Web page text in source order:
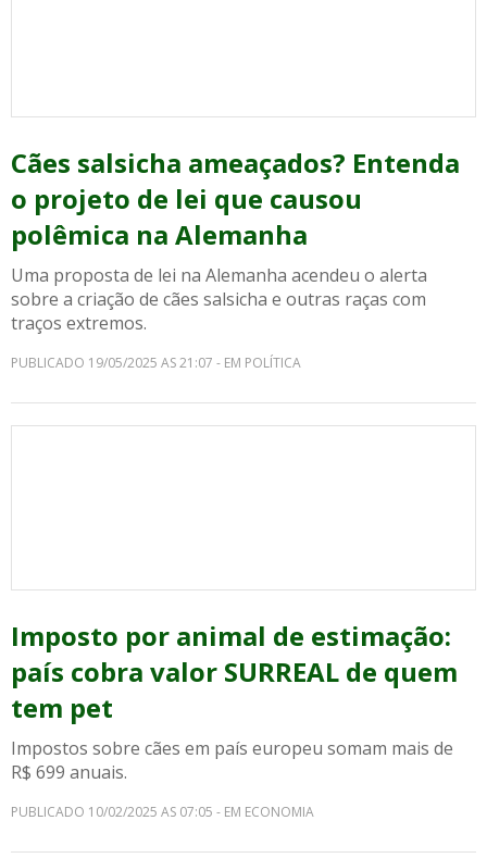
Cães salsicha ameaçados? Entenda
o projeto de lei que causou
polêmica na Alemanha
Uma proposta de lei na Alemanha acendeu o alerta
sobre a criação de cães salsicha e outras raças com
traços extremos.
PUBLICADO 19/05/2025 AS 21:07 - EM POLÍTICA
Imposto por animal de estimação:
país cobra valor SURREAL de quem
tem pet
Impostos sobre cães em país europeu somam mais de
R$ 699 anuais.
PUBLICADO 10/02/2025 AS 07:05 - EM ECONOMIA